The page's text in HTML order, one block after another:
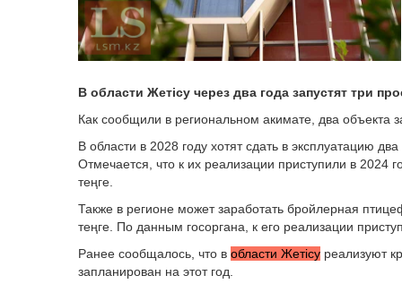
В области Жетісу через два года запустят три
Как сообщили в региональном акимате, два объекта
В области в 2028 году хотят сдать в эксплуатацию
Отмечается, что к их реализации приступили в
теңге.
Также в регионе может заработать бройлерная
теңге. По данным госоргана, к его реализации
Ранее сообщалось, что в области Жетісу реализуют
запланирован на этот год.